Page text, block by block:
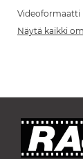
Videoformaatti
Näytä kaikki